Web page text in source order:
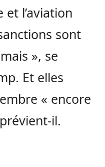
l’aviation
sont
», se
Et elles
« encore
il.